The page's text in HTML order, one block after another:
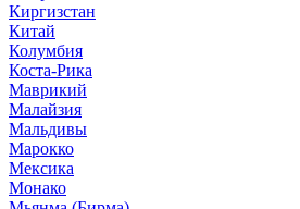
Киргизстан
Китай
Колумбия
Коста-Рика
Маврикий
Малайзия
Мальдивы
Марокко
Мексика
Монако